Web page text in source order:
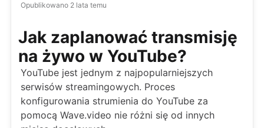
Opublikowano 2 lata temu
Jak zaplanować transmisję
na żywo w YouTube?
YouTube jest jednym z najpopularniejszych
serwisów streamingowych. Proces
konfigurowania strumienia do YouTube za
pomocą Wave.video nie różni się od innych